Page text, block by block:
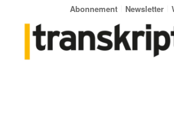
Abonnement Newsletter